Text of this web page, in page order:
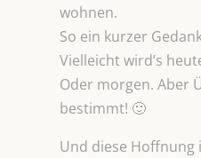
wohnen.
So ein kurzer
Vielleicht wird’s
Oder morgen. Aber
bestimmt! 🙂
Und diese Hoffnung